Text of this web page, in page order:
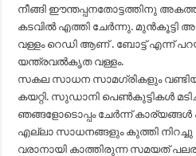
നീങ്ങി ഈന്തപ്പനതോട്ടത്തിനു
കടവിൽ എത്തി ചേർന്നു. മുൻകൂട്ടി
വള്ളം റെഡി ആണ് . ബോട്ട് എന്ന്
യന്ത്രവൽകൃത വള്ളം.
സകല സാധന സാമഗ്രികളും
കയറ്റി. സുഡാനി പെൺകുട്ടികൾ
ഞങ്ങളോടൊപ്പം ചേർന്ന് കാര്യങ്ങൾ
എല്ലാ സാധനങ്ങളും കുത്തി നിറച്ചു
വരാനായി കാത്തിരുന്ന സമയത്